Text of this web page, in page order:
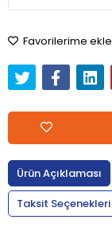
Favorilerime ekle
Ürün Açıklaması
Taksit Seçenekleri